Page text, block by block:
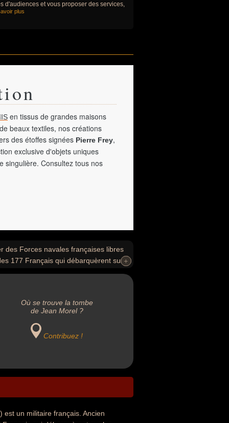
d'audiences et vous proposer des services,
plus
en tissus de grandes maisons
beaux textiles, nos créations
des étoffes signées Pierre Frey,
exclusive d'objets uniques
singulière. Consultez tous nos
des Forces navales françaises libres
177 Français qui débarquèrent sur+
+
Où se trouve la tombe
de Jean Morel ?
Contribuez !
un militaire français. Ancien